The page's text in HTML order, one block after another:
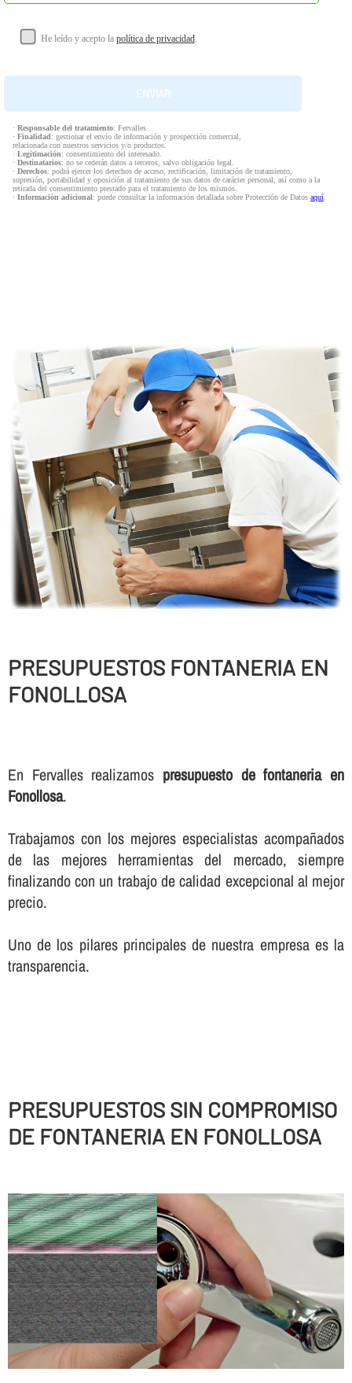
He leído y acepto la política de privacidad.
· Responsable del tratamiento: Fervalles
· Finalidad: gestionar el envío de información y prospección comercial,
relacionada con nuestros servicios y/o productos.
· Legitimación: consentimiento del interesado.
· Destinatarios: no se cederán datos a terceros, salvo obligación legal.
· Derechos: podrá ejercer los derechos de acceso, rectificación, limitación de tratamiento,
supresión, portabilidad y oposición al tratamiento de sus datos de carácter personal, así como a la
retirada del consentimiento prestado para el tratamiento de los mismos.
· Información adicional: puede consultar la información detallada sobre Protección de Datos aquí.
PRESUPUESTOS FONTANERIA EN
FONOLLOSA
En Fervalles realizamos presupuesto de fontaneria en
Fonollosa.
Trabajamos con los mejores especialistas acompañados
de las mejores herramientas del mercado, siempre
finalizando con un trabajo de calidad excepcional al mejor
precio.
Uno de los pilares principales de nuestra empresa es la
transparencia.
PRESUPUESTOS SIN COMPROMISO
DE FONTANERIA EN FONOLLOSA